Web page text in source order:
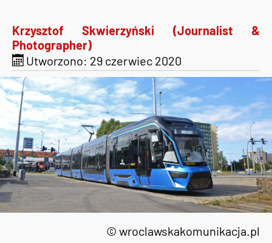
Krzysztof Skwierzyński (Journalist &
Photographer)
Utworzono: 29 czerwiec 2020
© wroclawskakomunikacja.pl